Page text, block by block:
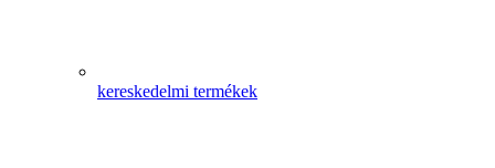
kereskedelmi termékek